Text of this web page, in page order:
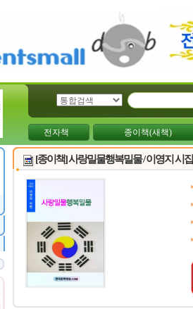
전자책 종이책(새책)
[종이책] 사랑밀물행복밀물 / 이영지 시집